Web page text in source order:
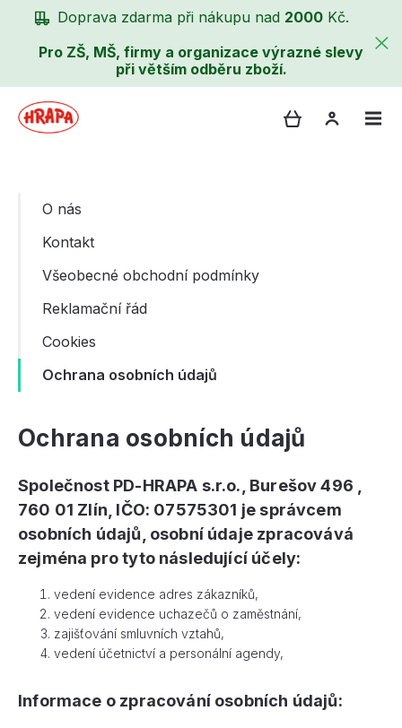
Doprava zdarma při nákupu nad 2000 Kč.
Pro ZŠ, MŠ, firmy a organizace výrazné slevy
při větším odběru zboží.
O nás
Kontakt
Všeobecné obchodní podmínky
Reklamační řád
Cookies
Ochrana osobních údajů
Ochrana osobních údajů
Společnost PD-HRAPA s.r.o., Burešov 496 ,
760 01 Zlín, IČO: 07575301 je správcem
osobních údajů, osobní údaje zpracovává
zejména pro tyto následující účely:
vedení evidence adres zákazníků,
vedení evidence uchazečů o zaměstnání,
zajišťování smluvních vztahů,
vedení účetnictví a personální agendy,
Informace o zpracování osobních údajů: